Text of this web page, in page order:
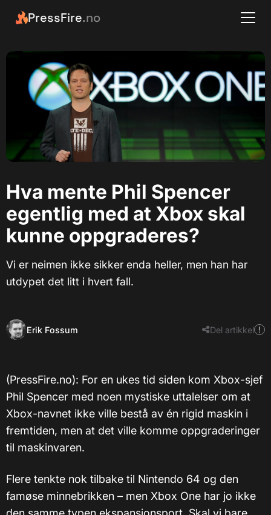
PressFire.no
Hva mente Phil Spencer
egentlig med at Xbox skal
kunne oppgraderes?
Vi er neimen ikke sikker enda heller, men han har
utdypet det litt i hvert fall.
Erik Fossum Del artikkel
(PressFire.no): For en ukes tid siden kom Xbox-sjef
Phil Spencer med noen mystiske uttalelser om at
Xbox-navnet ikke ville bestå av én rigid maskin i
fremtiden, men at det ville komme oppgraderinger
til maskinvaren.
Flere tenkte nok tilbake til Nintendo 64 og den
famøse minnebrikken – men Xbox One har jo ikke